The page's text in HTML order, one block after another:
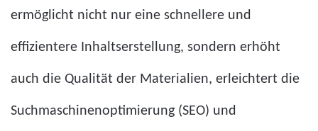
ermöglicht nicht nur eine schnellere und
effizientere Inhaltserstellung, sondern erhöht
auch die Qualität der Materialien, erleichtert die
Suchmaschinenoptimierung (SEO) und